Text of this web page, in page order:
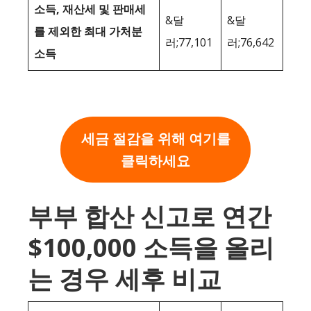
소득, 재산세 및 판매세
를 제외한 최대 가처분
소득
&달
러;77,101
&달
러;76,642
세금 절감을 위해 여기를
클릭하세요
부부 합산 신고로 연간
$100,000 소득을 올리
는 경우 세후 비교